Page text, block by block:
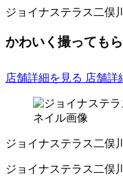
ジョイナステラス二俣
かわいく撮っても
店舗詳細を見る 店舗詳
ジョイナステラス二俣
ジョイナステラス二俣